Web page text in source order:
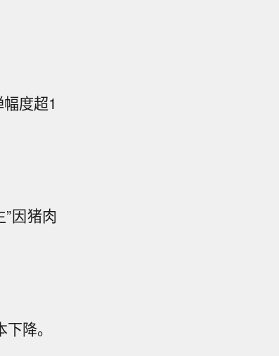
度超1
因猪肉
降。